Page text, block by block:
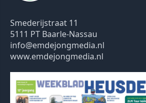
Smederijstraat 11
5111 PT Baarle-Nassau
info@emdejongmedia.nl
www.emdejongmedia.nl